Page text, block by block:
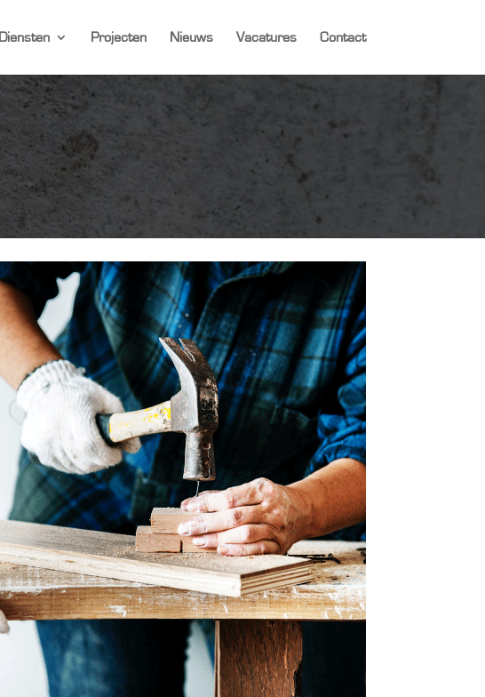
Diensten Projecten Nieuws Vacatures Contact